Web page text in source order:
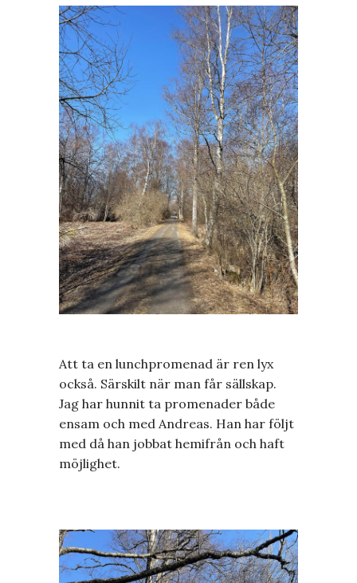
Att ta en lunchpromenad är ren lyx
också. Särskilt när man får sällskap.
Jag har hunnit ta promenader både
ensam och med Andreas. Han har följt
med då han jobbat hemifrån och haft
möjlighet.